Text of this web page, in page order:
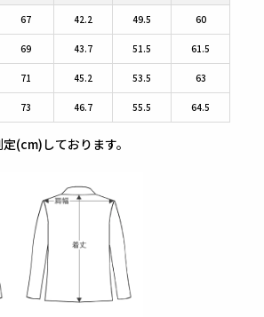
67 42.2 49.5 60
69 43.7 51.5 61.5
71 45.2 53.5 63
73 46.7 55.5 64.5
(cm)しております。